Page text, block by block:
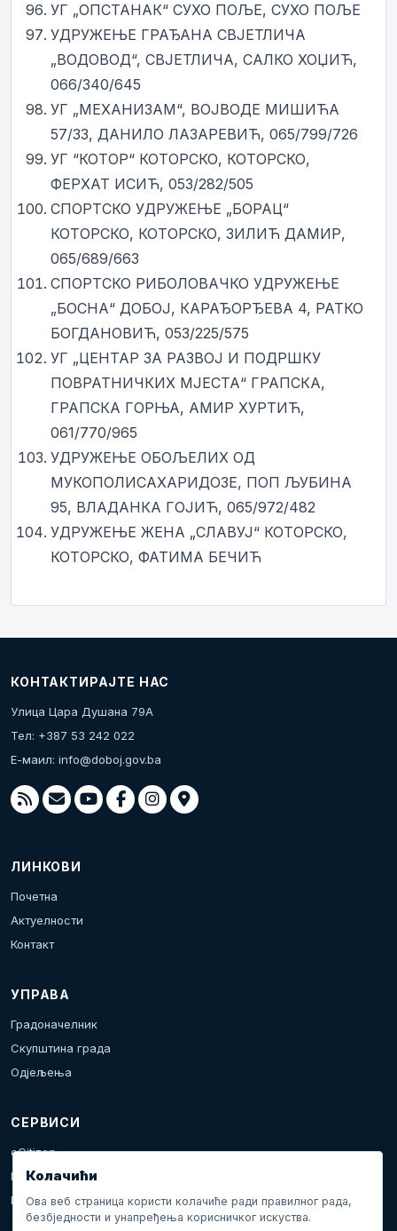
УГ „ОПСТАНАК“ СУХО ПОЉЕ, СУХО ПОЉЕ
УДРУЖЕЊЕ ГРАЂАНА СВЈЕТЛИЧА
„ВОДОВОД“, СВЈЕТЛИЧА, САЛКО ХОЏИЋ,
066/340/645
УГ „МЕХАНИЗАМ“, ВОЈВОДЕ МИШИЋА
57/33, ДАНИЛО ЛАЗАРЕВИЋ, 065/799/726
УГ “КОТОР“ КОТОРСКО, КОТОРСКО,
ФЕРХАТ ИСИЋ, 053/282/505
СПОРТСКО УДРУЖЕЊЕ „БОРАЦ“
КОТОРСКО, КОТОРСКО, ЗИЛИЋ ДАМИР,
065/689/663
СПОРТСКО РИБОЛОВАЧКО УДРУЖЕЊЕ
„БОСНА“ ДОБОЈ, КАРАЂОРЂЕВА 4, РАТКО
БОГДАНОВИЋ, 053/225/575
УГ „ЦЕНТАР ЗА РАЗВОЈ И ПОДРШКУ
ПОВРАТНИЧКИХ МЈЕСТА“ ГРАПСКА,
ГРАПСКА ГОРЊА, АМИР ХУРТИЋ,
061/770/965
УДРУЖЕЊЕ ОБОЉЕЛИХ ОД
МУКОПОЛИСАХАРИДОЗЕ, ПОП ЉУБИНА
95, ВЛАДАНКА ГОЈИЋ, 065/972/482
УДРУЖЕЊЕ ЖЕНА „СЛАВУЈ“ КОТОРСКО,
КОТОРСКО, ФАТИМА БЕЧИЋ
КОНТАКТИРАЈТЕ НАС
Улица Цара Душана 79А
Тел: +387 53 242 022
Е-маил: info@doboj.gov.ba
ЛИНКОВИ
Почетна
Актуелности
Контакт
УПРАВА
Градоначелник
Скупштина града
Одјељења
СЕРВИСИ
eCitizen
Пријава проблема
Календар дешавања
Колачићи
Ова веб страница користи колачиће ради правилног рада,
безбједности и унапређења корисничког искуства.